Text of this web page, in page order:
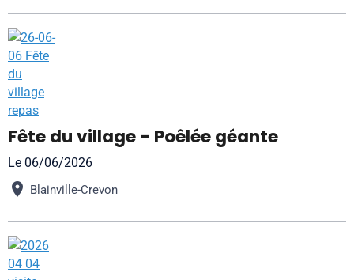
Fête du village - Poêlée géante
Le 06/06/2026
Blainville-Crevon